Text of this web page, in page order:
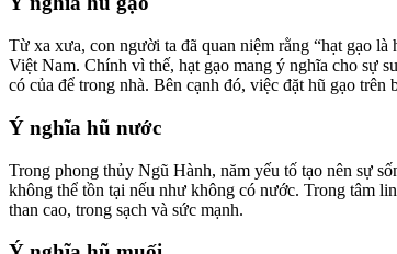
Từ xa xưa, con người ta đã quan niệm rằng “hạt gạo
Việt Nam. Chính vì thế, hạt gạo mang ý nghĩa cho sự
có của để trong nhà. Bên cạnh đó, việc đặt hũ gạo
Ý nghĩa hũ nước
Trong phong thủy Ngũ Hành, năm yếu tố tạo nên sự
không thể tồn tại nếu như không có nước. Trong tâm
than cao, trong sạch và sức mạnh.